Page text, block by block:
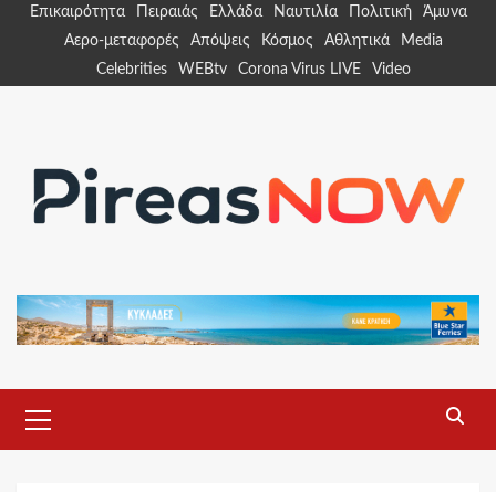
Επικαιρότητα Πειραιάς Ελλάδα Ναυτιλία Πολιτική
Άμυνα
Αερο-μεταφορές
Απόψεις Κόσμος Αθλητικά
Media
Celebrities
WEBtv Corona Virus LIVE Video
Menu